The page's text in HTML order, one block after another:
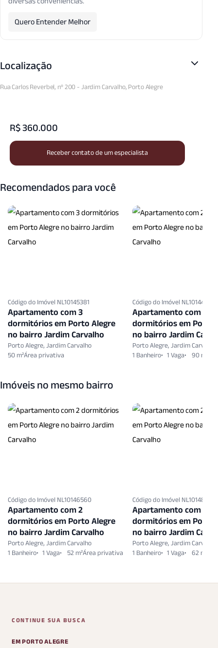
Quero Entender Melhor
Localização
Rua Carlos Reverbel, nº 200 - Jardim Carvalho, Porto Alegre
R$ 360.000
Receber contato de um especialista
Recomendados para você
Código do Imóvel NL10145381
Apartamento com 3
dormitórios em Porto Alegre
no bairro Jardim Carvalho
Porto Alegre, Jardim Carvalho
50 m²
Código do Imóvel NL10144281
Apartamento com 2
dormitórios em Porto
no bairro Jardim
Porto Alegre, Jardim Carvalho
1 Banheiro
1 Vaga 90 m²
Imóveis no mesmo bairro
Código do Imóvel NL10146560
Apartamento com 2
dormitórios em Porto Alegre
no bairro Jardim Carvalho
Porto Alegre, Jardim Carvalho
1 Banheiro
1 Vaga 52 m²
Código do Imóvel NL10148132
Apartamento com 2
dormitórios em Porto
no bairro Jardim
Porto Alegre, Jardim Carvalho
1 Banheiro
1 Vaga 62 m²
CONTINUE SUA BUSCA
EM PORTO ALEGRE